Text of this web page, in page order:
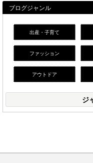
ブログジャンル
出産・子育て
ファッション
アウトドア
ジ